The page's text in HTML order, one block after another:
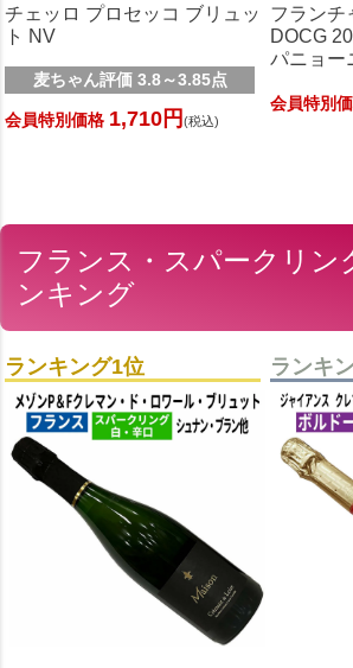
チェッロ プロセッコ ブリュッ
ト NV
麦ちゃん評価 3.8～3.85点
会員特別価格 1,710円 (税込)
フランチ
DOCG
パニョー
会員特別
フランス・スパークリン
ンキング
ランキング1位 ランキ